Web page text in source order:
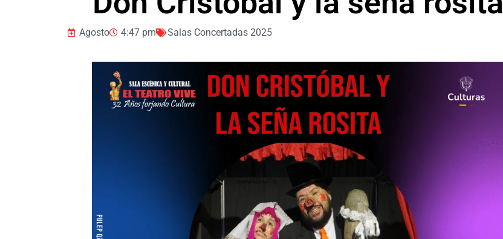
Agosto 4:47 pm Salas Concertadas 2025